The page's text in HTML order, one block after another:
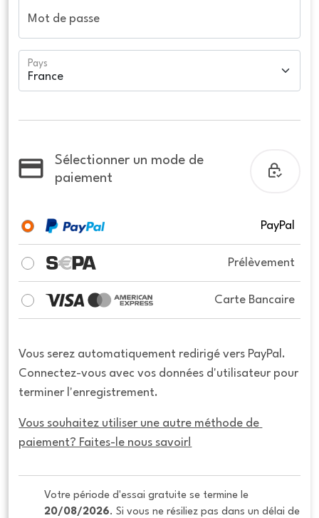
Mot de passe
Pays
Sélectionner un mode de
paiement
PayPal
Prélèvement
Carte Bancaire
Vous serez automatiquement redirigé vers PayPal.
Connectez-vous avec vos données d'utilisateur pour
terminer l'enregistrement.
Vous souhaitez utiliser une autre méthode de
paiement? Faites-le nous savoir!
20/08/2026. Si vous ne résiliez pas dans un délai de